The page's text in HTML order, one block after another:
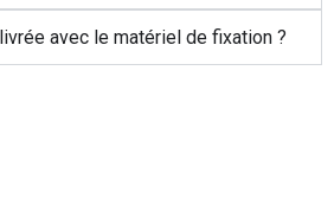
avec le matériel de fixation ?